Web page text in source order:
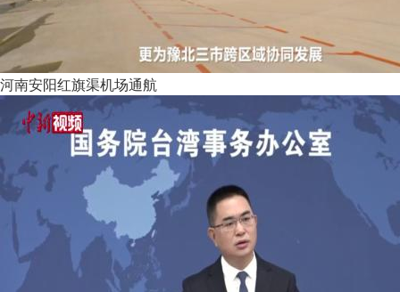
河南安阳红旗渠机场通航